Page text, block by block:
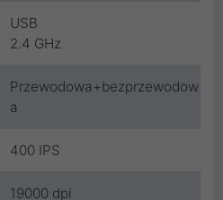
USB
2.4 GHz
Przewodowa+bezprzewodow
a
400 IPS
19000 dpi